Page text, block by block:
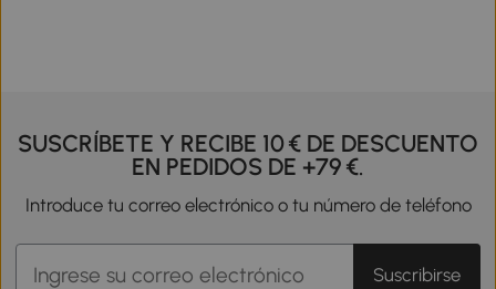
SUSCRÍBETE Y RECIBE 10 € DE DESCUENTO
EN PEDIDOS DE +79 €.
Introduce tu correo electrónico o tu número de teléfono
Suscribirse